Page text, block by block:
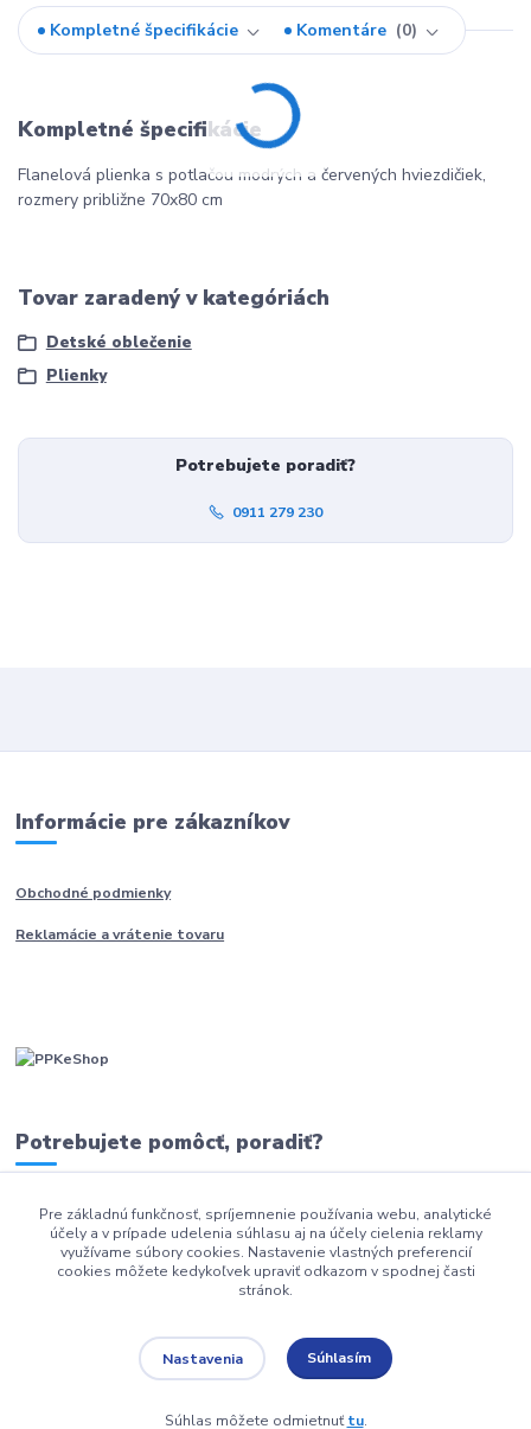
Kompletné špecifikácie Komentáre 0
Kompletné špecifikácie
Flanelová plienka s potlačou modrých a červených hviezdičiek,
rozmery približne 70x80 cm
Tovar zaradený v kategóriách
Detské oblečenie
Plienky
Potrebujete poradiť?
0911 279 230
Informácie pre zákazníkov
Obchodné podmienky
Reklamácie a vrátenie tovaru
Potrebujete pomôcť, poradiť?
0911 279 230
info@ppkeshop.sk
Pre základnú funkčnosť, spríjemnenie používania webu, analytické
účely a v prípade udelenia súhlasu aj na účely cielenia reklamy
využívame súbory cookies. Nastavenie vlastných preferencií
cookies môžete kedykoľvek upraviť odkazom v spodnej časti
stránok.
Nastavenia Súhlasím
Súhlas môžete odmietnuťtu.